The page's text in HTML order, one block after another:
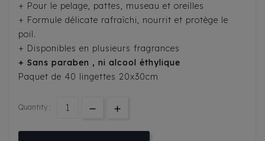
+ Pour le pelage, pattes, museau et oreilles
+ Formule délicate rafraîchi, nourrit et protège le
poil.
+ Disponibles en plusieurs fragrances
+ Sans paraben , ni alcool éthylique
Paquet de 40 lingettes 20x30cm
Quantity :